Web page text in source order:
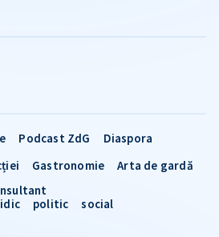
Podcast ZdG
Diaspora
Gastronomie
Arta de gardă
politic social